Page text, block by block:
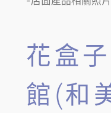
花盒
館(和